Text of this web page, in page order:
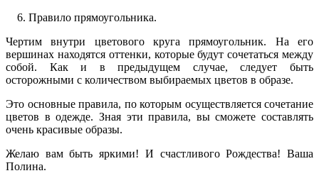
6. Правило прямоугольника.
Чертим внутри цветового круга прямоугольник. На его
вершинах находятся оттенки, которые будут сочетаться между
собой. Как и в предыдущем случае, следует быть
осторожными с количеством выбираемых цветов в образе.
Это основные правила, по которым осуществляется сочетание
цветов в одежде. Зная эти правила, вы сможете составлять
очень красивые образы.
Желаю вам быть яркими! И счастливого Рождества! Ваша
Полина.